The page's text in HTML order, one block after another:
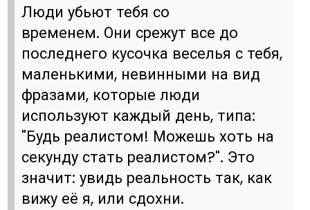
Люди убьют тебя со
временем. Они срежут все до
последнего кусочка веселья с тебя,
маленькими, невинными на вид
фразами, которые люди
используют каждый день, типа:
"Будь реалистом! Можешь хоть на
секунду стать реалистом?". Это
значит: увидь реальность так, как
вижу её я, или сдохни.